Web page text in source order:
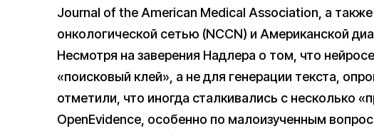
Journal of the American Medical Association, а
онкологической сетью (NCCN) и Американской
Несмотря на заверения Надлера о том, что
«поисковый клей», а не для генерации текста,
отметили, что иногда сталкивались с несколько
OpenEvidence, особенно по малоизученным